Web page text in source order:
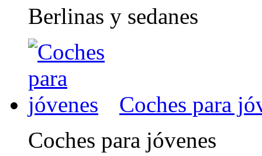
Berlinas y sedanes
Coches para
Coches para jóvenes